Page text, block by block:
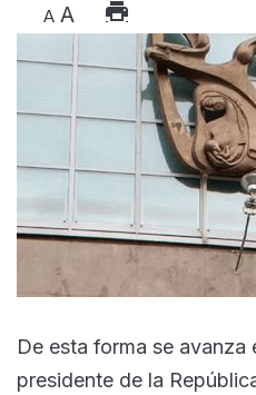
A A
De esta forma se avanza
presidente de la